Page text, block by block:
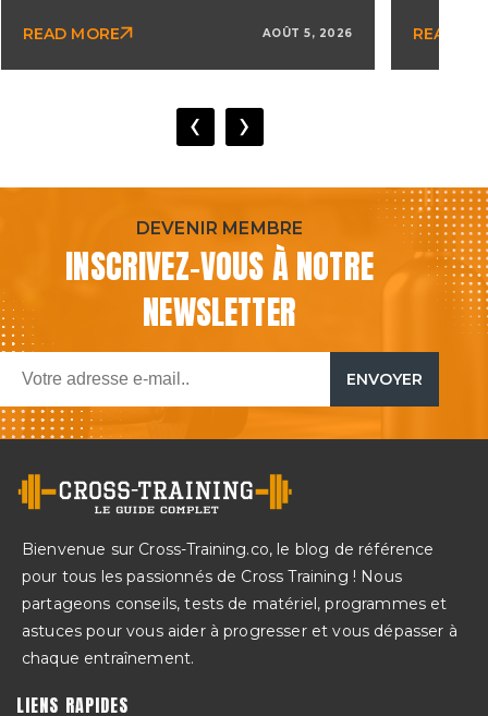
READ MORE AOÛT 5, 2026 READ
‹ ›
DEVENIR MEMBRE
INSCRIVEZ-VOUS À NOTRE
NEWSLETTER
ENVOYER
Bienvenue sur Cross-Training.co, le blog de référence
pour tous les passionnés de Cross Training ! Nous
partageons conseils, tests de matériel, programmes et
astuces pour vous aider à progresser et vous dépasser à
chaque entraînement.
LIENS RAPIDES